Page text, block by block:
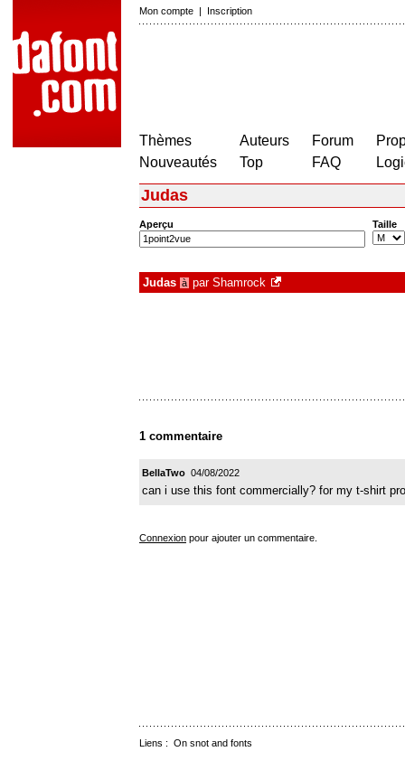
Mon compte | Inscription
Thèmes
Nouveautés
Auteurs
Top
Forum
FAQ
Judas
Aperçu Taille
Judas à par Shamrock
1 commentaire
BellaTwo 04/08/2022
can i use this font commercially? for my t-shirt
Connexion pour ajouter un commentaire.
Liens : On snot and fonts